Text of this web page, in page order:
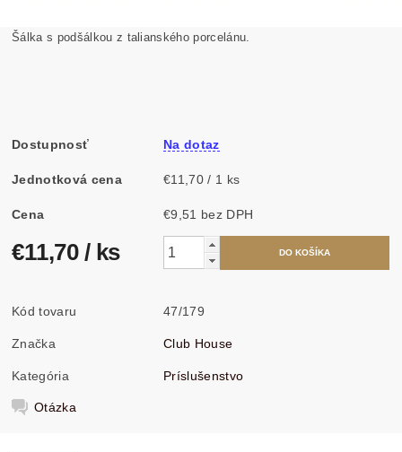
Šálka s podšálkou z talianského porcelánu.
Dostupnosť Na dotaz
Jednotková cena €11,70 / 1 ks
Cena €9,51 bez DPH
€11,70 / ks
Kód tovaru 47/179
Značka Club House
Kategória Príslušenstvo
Otázka